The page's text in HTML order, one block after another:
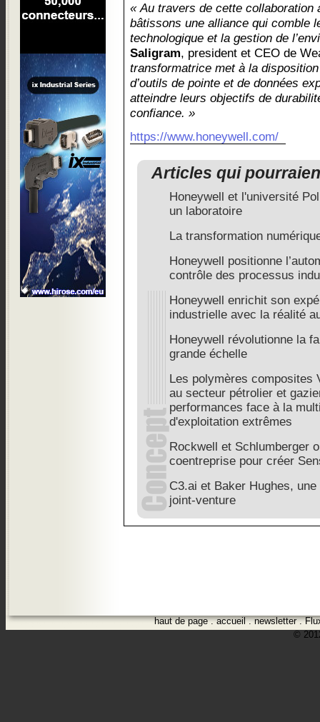
« Au travers de cette collaboration
bâtissons une alliance qui comble
technologique et la gestion de
Saligram, president et CEO de
transformatrice met à la
d’outils de pointe et de données
atteindre leurs objectifs de
confiance. »
https://www.honeywell.com/
Articles qui
Honeywell et l'université
un laboratoire
La transformation
Honeywell positionne
contrôle des processus
Honeywell enrichit son
industrielle avec la réalité
Honeywell révolutionne la
grande échelle
Les polymères composites
au secteur pétrolier et
performances face à la
d'exploitation extrêmes
Rockwell et Schlumberger
coentreprise pour créer
C3.ai et Baker Hughes,
joint-venture
haut de page.accueil.newsletter.
©